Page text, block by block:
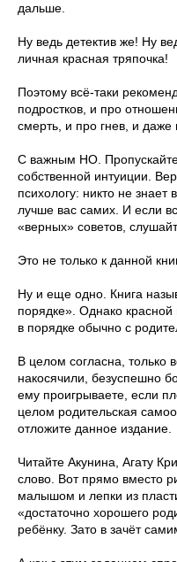
дальше.
Ну ведь детектив же! Ну
личная красная тряпочка!
Поэтому всё-таки
подростков, и про
смерть, и про гнев, и
С важным НО.
собственной интуиции.
психологу: никто не
лучше вас самих. И если
«верных» советов,
Это не только к данной
Ну и еще одно. Книга
порядке». Однако красной
в порядке обычно с
В целом согласна, только
накосячили, безуспешно
ему проигрываете, если
целом родительская
отложите данное издание.
Читайте Акунина, Агату
слово. Вот прямо вместо
малышом и лепки из
«достаточно хорошего
ребёнку. Зато в зачёт